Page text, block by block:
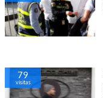
79
visitas